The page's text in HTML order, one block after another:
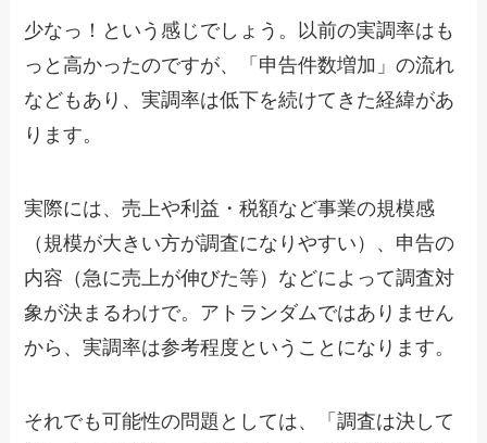
少なっ！という感じでしょう。以前の実調率はも
っと高かったのですが、「申告件数増加」の流れ
などもあり、実調率は低下を続けてきた経緯があ
ります。
実際には、売上や利益・税額など事業の規模感
（規模が大きい方が調査になりやすい）、申告の
内容（急に売上が伸びた等）などによって調査対
象が決まるわけで。アトランダムではありません
から、実調率は参考程度ということになります。
それでも可能性の問題としては、「調査は決して